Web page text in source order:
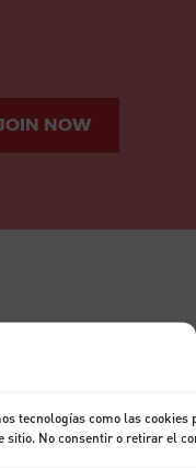
tecnologías como las
sitio. No consentir o retirar el
NOW
DIC
with